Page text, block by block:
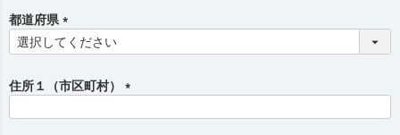
須
)
都道府県
(
須
)
住所１（市区町村）